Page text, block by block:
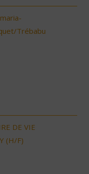
Trébabu
DE VIE
(H/F)